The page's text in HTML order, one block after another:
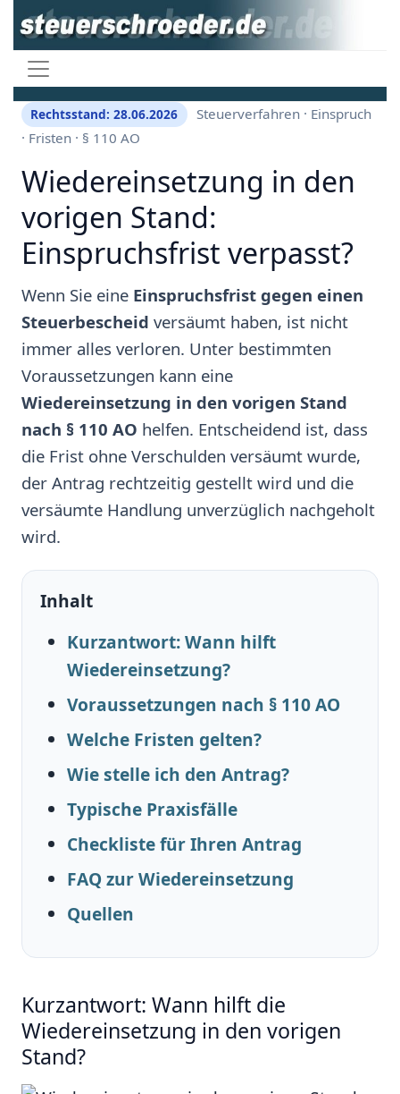
Rechtsstand: 28.06.2026
Steuerverfahren · Einspruch
· Fristen · § 110 AO
Wiedereinsetzung in den
vorigen Stand:
Einspruchsfrist verpasst?
Wenn Sie eine Einspruchsfrist gegen einen
Steuerbescheid versäumt haben, ist nicht
immer alles verloren. Unter bestimmten
Voraussetzungen kann eine
Wiedereinsetzung in den vorigen Stand
nach § 110 AO helfen. Entscheidend ist, dass
die Frist ohne Verschulden versäumt wurde,
der Antrag rechtzeitig gestellt wird und die
versäumte Handlung unverzüglich nachgeholt
wird.
Inhalt
Kurzantwort: Wann hilft
Wiedereinsetzung?
Voraussetzungen nach § 110 AO
Welche Fristen gelten?
Wie stelle ich den Antrag?
Typische Praxisfälle
Checkliste für Ihren Antrag
FAQ zur Wiedereinsetzung
Quellen
Kurzantwort: Wann hilft die
Wiedereinsetzung in den vorigen
Stand?